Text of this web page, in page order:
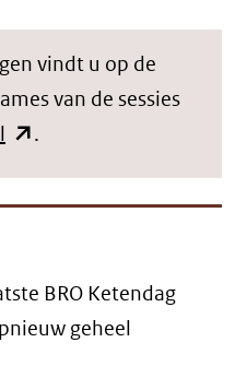
vindt u op de
van de sessies
(opent
nieuw
naar
een
.
BRO Ketendag
geheel